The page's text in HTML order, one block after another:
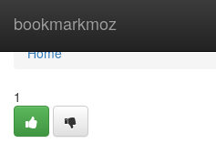
bookmarkmoz
Home
Home
1